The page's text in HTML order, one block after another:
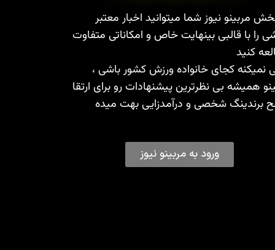
مربینو نیوز شما میتوانید اخبار معتبر
را با قالبی بینهایت خاص و امکاناتی متفاوت
کنید
نمیکنه کجای خانواده ورزش کشور باشی ،
همیشه بی نظرترین پیشنهادات رو برای ارتقا
برندینگ شخصی و درآمدزایی بهت میده
ورود به مربینو نیوز